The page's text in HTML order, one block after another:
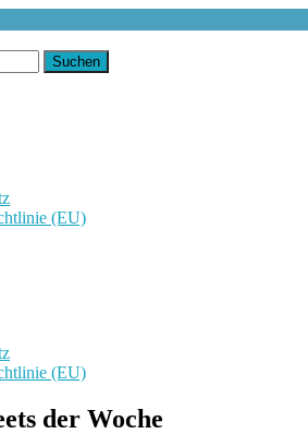
(EU)
(EU)
der Woche